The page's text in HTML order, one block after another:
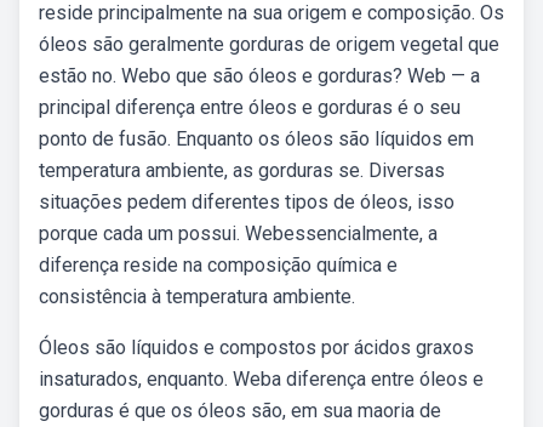
reside principalmente na sua origem e composição. Os
óleos são geralmente gorduras de origem vegetal que
estão no. Webo que são óleos e gorduras? Web — a
principal diferença entre óleos e gorduras é o seu
ponto de fusão. Enquanto os óleos são líquidos em
temperatura ambiente, as gorduras se. Diversas
situações pedem diferentes tipos de óleos, isso
porque cada um possui. Webessencialmente, a
diferença reside na composição química e
consistência à temperatura ambiente.
Óleos são líquidos e compostos por ácidos graxos
insaturados, enquanto. Weba diferença entre óleos e
gorduras é que os óleos são, em sua maoria de